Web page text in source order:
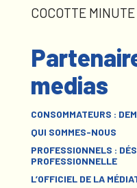
COCOTTE
medias
CONSOMMATEURS :
QUI SOMMES-NOUS
PROFESSIONNELS :
PROFESSIONNELLE
L’OFFICIEL DE LA